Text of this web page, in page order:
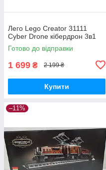
Лего Lego Creator 31111
Cyber Drone кібердрон 3в1
Готово до відправки
1 699 ₴ 2 199 ₴
Купити
–11%